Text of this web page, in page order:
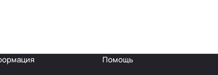
Помощь